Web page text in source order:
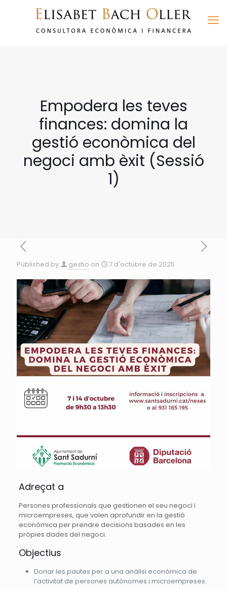
Empodera les teves
finances: domina la
gestió econòmica del
negoci amb èxit (Sessió
1)
Published by gestio on 7 d'octubre de 2025
Adreçat a
Persones professionals que gestionen el seu negoci i
microempreses, que volen aprofundir en la gestió
econòmica per prendre decisions basades en les
pròpies dades del negoci.
Objectius
Donar les pautes per a una anàlisi econòmica de
l’activitat de persones autònomes i microempreses.